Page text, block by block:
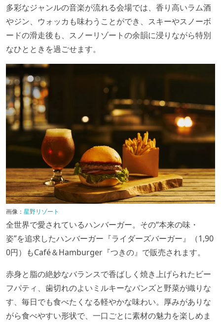
多彩なジャンルの音楽が流れる会場では、香り高いラム酒
やジン、ウォッカも味わうことができ、スキーやスノーボ
ードの滑走後も、スノーリゾートの余韻に浸りながら特別
なひとときを過ごせます。
画像： 星野リゾート
全世界で愛されているハンバーガー。その“本来の味・
姿”を追求したハンバーガー『ライダーズバーガー』（1,90
0円）もCafé＆Hamburger『つきの』で販売されます。
赤身と脂の絶妙なバランスで香ばしく焼き上げられたビー
フパティ、歯切れのよいミルキーなバンズと野菜が織りな
す、毎日でも食べたくなる軽やかな味わい。厚みがありな
がら食べやすい形状で、一口ごとに素材の魅力を楽しめま